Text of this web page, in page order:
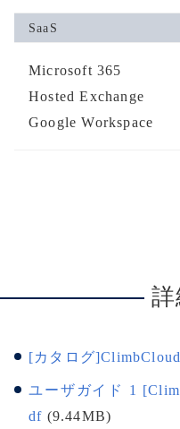
SaaS
Microsoft 365
Hosted Exchange
Google Workspace
[カタログ
ユーザガイド 1
df (9.44MB)